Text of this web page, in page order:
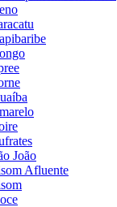
João
Afluente